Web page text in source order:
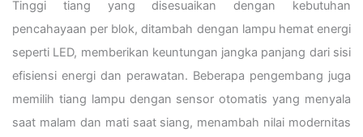
Tinggi tiang yang disesuaikan dengan kebutuhan
pencahayaan per blok, ditambah dengan lampu hemat energi
seperti LED, memberikan keuntungan jangka panjang dari sisi
efisiensi energi dan perawatan. Beberapa pengembang juga
memilih tiang lampu dengan sensor otomatis yang menyala
saat malam dan mati saat siang, menambah nilai modernitas